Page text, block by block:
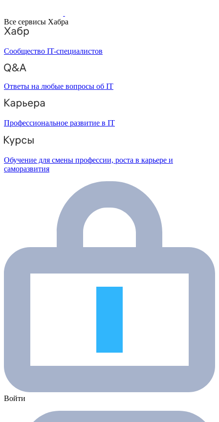
Все сервисы Хабра
Сообщество IT-специалистов
Ответы на любые вопросы об IT
Профессиональное развитие в IT
Обучение для смены профессии, роста в карьере и
саморазвития
Войти